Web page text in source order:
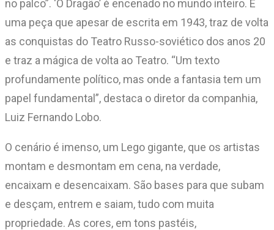
no palco”. ‘O Dragão’ é encenado no mundo inteiro. É
uma peça que apesar de escrita em 1943, traz de volta
as conquistas do Teatro Russo-soviético dos anos 20
e traz a mágica de volta ao Teatro. “Um texto
profundamente político, mas onde a fantasia tem um
papel fundamental”, destaca o diretor da companhia,
Luiz Fernando Lobo.
O cenário é imenso, um Lego gigante, que os artistas
montam e desmontam em cena, na verdade,
encaixam e desencaixam. São bases para que subam
e desçam, entrem e saiam, tudo com muita
propriedade. As cores, em tons pastéis,